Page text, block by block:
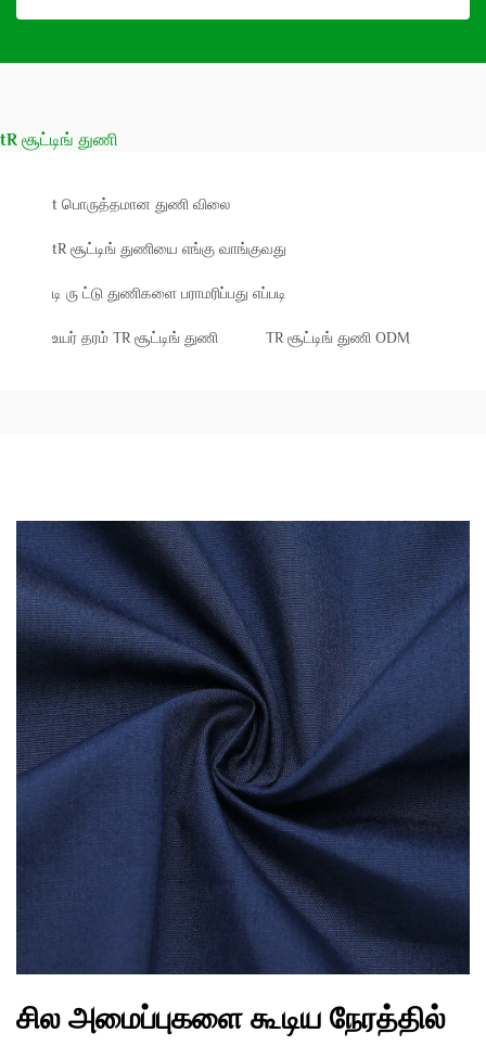
tR சூட்டிங் துணி
t பொருத்தமான துணி விலை
tR சூட்டிங் துணியை எங்கு வாங்குவது
டி ரு ட்டு துணிகளை பராமரிப்பது எப்படி
உயர் தரம் TR சூட்டிங் துணி TR சூட்டிங் துணி ODM
சில அமைப்புகளை கூடிய நேரத்தில்